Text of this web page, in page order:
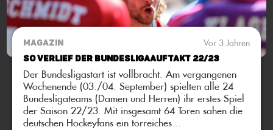
MAGAZIN Vor 3 Jahren
So verlief der Bundesligaauftakt 22/23
Der Bundesligastart ist vollbracht. Am vergangenen
Wochenende (03./04. September) spielten alle 24
Bundesligateams (Damen und Herren) ihr erstes Spiel
der Saison 22/23. Mit insgesamt 64 Toren sahen die
deutschen Hockeyfans ein torreiches